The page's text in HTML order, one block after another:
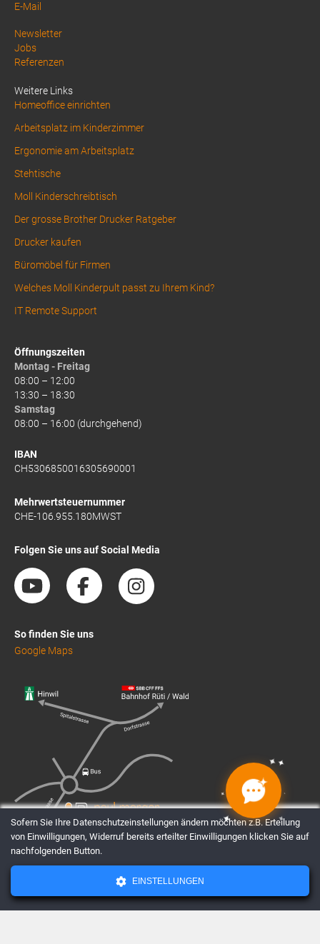
E-Mail
Above
Footer
Newsletter
Jobs
Referenzen
Weitere Links
Homeoffice einrichten
Arbeitsplatz im Kinderzimmer
Ergonomie am Arbeitsplatz
Stehtische
Moll Kinderschreibtisch
Der grosse Brother Drucker Ratgeber
Drucker kaufen
Büromöbel für Firmen
Welches Moll Kinderpult passt zu Ihrem Kind?
IT Remote Support
Öffnungszeiten
Montag - Freitag
08:00 – 12:00
13:30 – 18:30
Samstag
08:00 – 16:00 (durchgehend)
IBAN
CH5306850016305690001
Mehrwertsteuernummer
CHE-106.955.180MWST
Folgen Sie uns auf Social Media
So finden Sie uns
Google Maps
AGBsDatenschutzImpressum
✦
✦ ✦
✦
✦
Sofern Sie Ihre Datenschutzeinstellungen ändern möchten z.B. Erteilung
von Einwilligungen, Widerruf bereits erteilter Einwilligungen klicken Sie auf
nachfolgenden Button.
EINSTELLUNGEN